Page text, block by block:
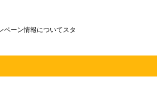
ペーン情報についてスタ